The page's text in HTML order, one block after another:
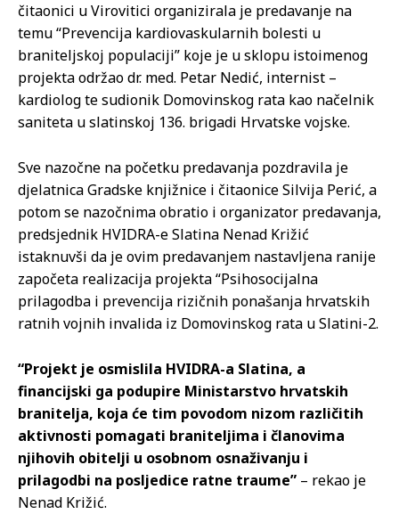
čitaonici u Virovitici organizirala je predavanje na
temu “Prevencija kardiovaskularnih bolesti u
braniteljskoj populaciji” koje je u sklopu istoimenog
projekta održao dr. med. Petar Nedić, internist –
kardiolog te sudionik Domovinskog rata kao načelnik
saniteta u slatinskoj 136. brigadi Hrvatske vojske.
Sve nazočne na početku predavanja pozdravila je
djelatnica Gradske knjižnice i čitaonice Silvija Perić, a
potom se nazočnima obratio i organizator predavanja,
predsjednik HVIDRA-e Slatina Nenad Križić
istaknuvši da je ovim predavanjem nastavljena ranije
započeta realizacija projekta “Psihosocijalna
prilagodba i prevencija rizičnih ponašanja hrvatskih
ratnih vojnih invalida iz Domovinskog rata u Slatini-2.
“Projekt je osmislila HVIDRA-a Slatina, a
financijski ga podupire Ministarstvo hrvatskih
branitelja, koja će tim povodom nizom različitih
aktivnosti pomagati braniteljima i članovima
njihovih obitelji u osobnom osnaživanju i
prilagodbi na posljedice ratne traume” – rekao je
Nenad Križić.